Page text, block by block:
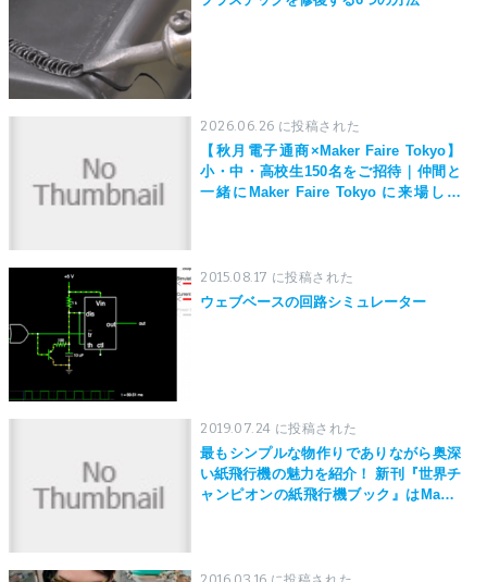
2026.06.26 に投稿された
【秋月電子通商×Maker Faire Tokyo】
小・中・高校生150名をご招待｜仲間と
一緒にMaker Faire Tokyo に来場しよ
2015.08.17 に投稿された
ウェブベースの回路シミュレーター
2019.07.24 に投稿された
最もシンプルな物作りでありながら奥深
い紙飛行機の魅力を紹介！ 新刊『世界チ
ャンピオンの紙飛行機ブック』はMaker